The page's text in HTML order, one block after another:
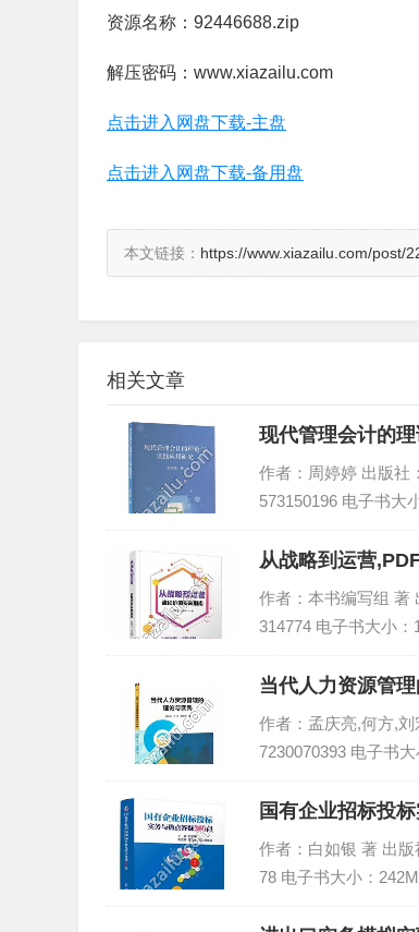
资源名称：92446688.zip
解压密码：www.xiazailu.com
点击进入网盘下载-主盘
点击进入网盘下载-备用盘
本文链接： https://www.xiazailu.com/post/
相关文章
现代管理会计的
作者：周婷婷 出版社
573150196 电子书大
从战略到运营
作者：本书编写组 著
314774 电子书大小
当代人力资源管
作者：孟庆亮,何方,
7230070393 电子书
国有企业招标投
作者：白如银 著 出
78 电子书大小：